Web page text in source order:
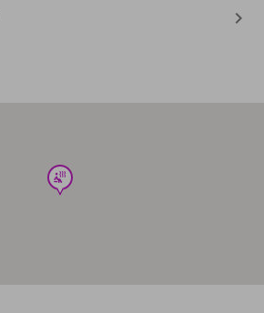
wellness